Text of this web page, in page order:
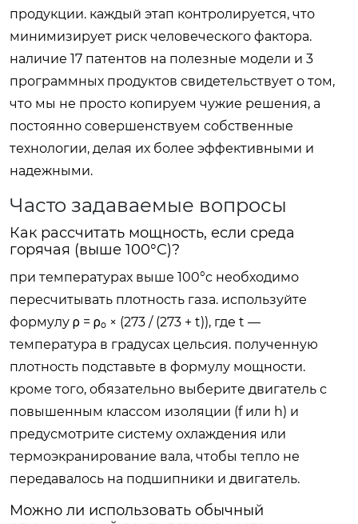
продукции. каждый этап контролируется, что
минимизирует риск человеческого фактора.
наличие 17 патентов на полезные модели и 3
программных продуктов свидетельствует о том,
что мы не просто копируем чужие решения, а
постоянно совершенствуем собственные
технологии, делая их более эффективными и
надежными.
Часто задаваемые вопросы
Как рассчитать мощность, если среда
горячая (выше 100°C)?
при температурах выше 100°c необходимо
пересчитывать плотность газа. используйте
формулу ρ = ρ₀ × (273 / (273 + t)), где t —
температура в градусах цельсия. полученную
плотность подставьте в формулу мощности.
кроме того, обязательно выберите двигатель с
повышенным классом изоляции (f или h) и
предусмотрите систему охлаждения или
термоэкранирование вала, чтобы тепло не
передавалось на подшипники и двигатель.
Можно ли использовать обычный